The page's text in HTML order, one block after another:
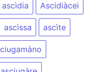
ascìdia Ascidiàcei
ascìssa ascìte